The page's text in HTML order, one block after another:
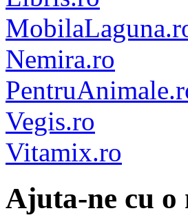
Nemira.ro
Vegis.ro
Vitamix.ro
Ajuta-ne cu o